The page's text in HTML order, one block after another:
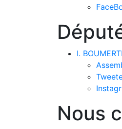
I.
Nous